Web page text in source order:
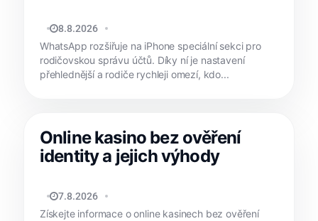
JAN HOLEŠ
8.8.2026
WhatsApp rozšiřuje na iPhone speciální sekci pro
rodičovskou správu účtů. Díky ní je nastavení
přehlednější a rodiče rychleji omezí, kdo...
Online kasino bez ověření
identity a jejich výhody
REDAKCE APPLIŠTĚ
7.8.2026
Získejte informace o online kasinech bez ověření